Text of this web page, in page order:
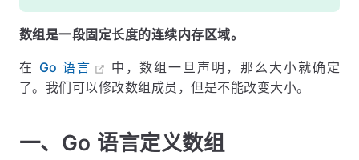
数组是一段固定长度的连续内存区域。
在 Go 语言
中，数组一旦声明，那么大小就确定
了。我们可以修改数组成员，但是不能改变大小。
一、Go 语言定义数组